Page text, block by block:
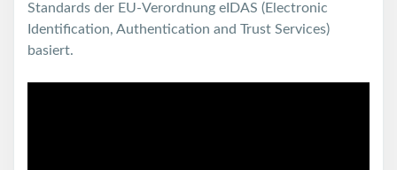
Standards der EU-Verordnung eIDAS (Electronic
Identification, Authentication and Trust Services)
basiert.